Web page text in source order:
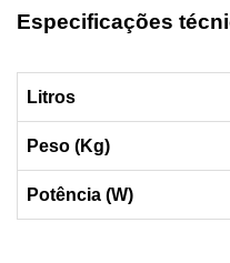
Especificações
Litros
Peso (Kg)
Potência (W)